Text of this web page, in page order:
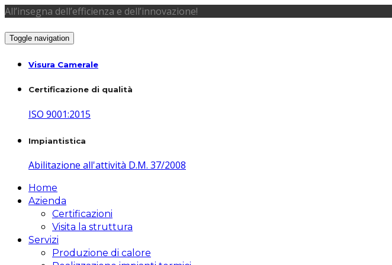
All’insegna dell’efficienza e dell’innovazione!
Toggle navigation
Visura Camerale
Certificazione di qualità
ISO 9001:2015
Impiantistica
Abilitazione all'attività D.M. 37/2008
Home
Azienda
Certificazioni
Visita la struttura
Servizi
Produzione di calore